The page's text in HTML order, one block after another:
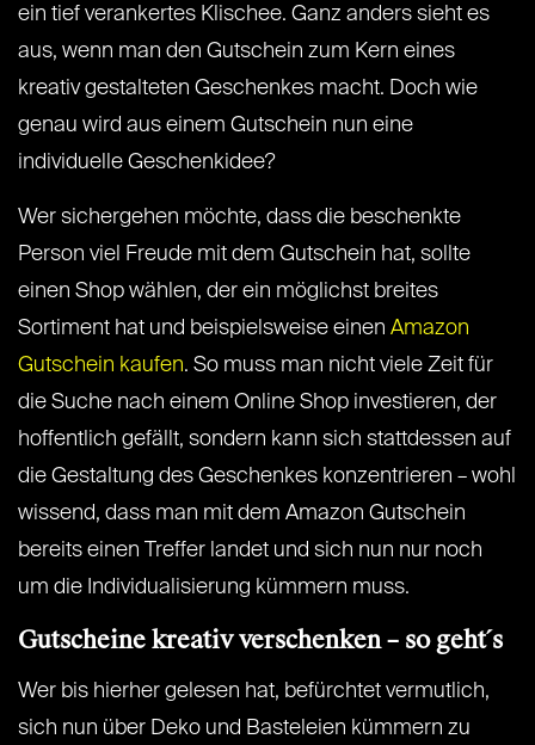
ein tief verankertes Klischee. Ganz anders sieht es
aus, wenn man den Gutschein zum Kern eines
kreativ gestalteten Geschenkes macht. Doch wie
genau wird aus einem Gutschein nun eine
individuelle Geschenkidee?
Wer sichergehen möchte, dass die beschenkte
Person viel Freude mit dem Gutschein hat, sollte
einen Shop wählen, der ein möglichst breites
Sortiment hat und beispielsweise einen Amazon
Gutschein kaufen. So muss man nicht viele Zeit für
die Suche nach einem Online Shop investieren, der
hoffentlich gefällt, sondern kann sich stattdessen auf
die Gestaltung des Geschenkes konzentrieren – wohl
wissend, dass man mit dem Amazon Gutschein
bereits einen Treffer landet und sich nun nur noch
um die Individualisierung kümmern muss.
Gutscheine kreativ verschenken – so geht´s
Wer bis hierher gelesen hat, befürchtet vermutlich,
sich nun über Deko und Basteleien kümmern zu